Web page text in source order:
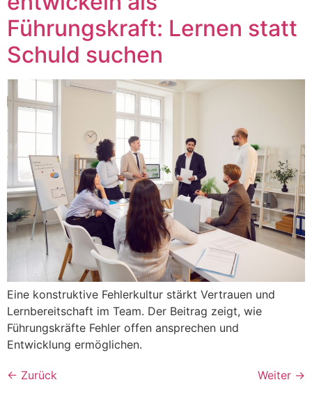
Führungskraft: Lernen statt
Schuld suchen
Eine konstruktive Fehlerkultur stärkt Vertrauen und
Lernbereitschaft im Team. Der Beitrag zeigt, wie
Führungskräfte Fehler offen ansprechen und
Entwicklung ermöglichen.
← Zurück Weiter →